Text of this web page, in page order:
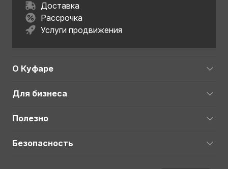
Доставка
Рассрочка
Услуги продвижения
О Куфаре
Для бизнеса
Полезно
Безопасность